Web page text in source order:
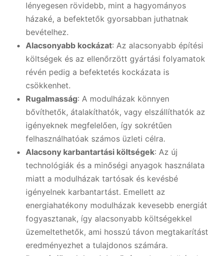
lényegesen rövidebb, mint a hagyományos
házaké, a befektetők gyorsabban juthatnak
bevételhez.
Alacsonyabb kockázat: Az alacsonyabb építési
költségek és az ellenőrzött gyártási folyamatok
révén pedig a befektetés kockázata is
csökkenhet.
Rugalmasság: A modulházak könnyen
bővíthetők, átalakíthatók, vagy elszállíthatók az
igényeknek megfelelően, így sokrétűen
felhasználhatóak számos üzleti célra.
Alacsony karbantartási költségek: Az új
technológiák és a minőségi anyagok használata
miatt a modulházak tartósak és kevésbé
igényelnek karbantartást. Emellett az
energiahatékony modulházak kevesebb energiát
fogyasztanak, így alacsonyabb költségekkel
üzemeltethetők, ami hosszú távon megtakarítást
eredményezhet a tulajdonos számára.